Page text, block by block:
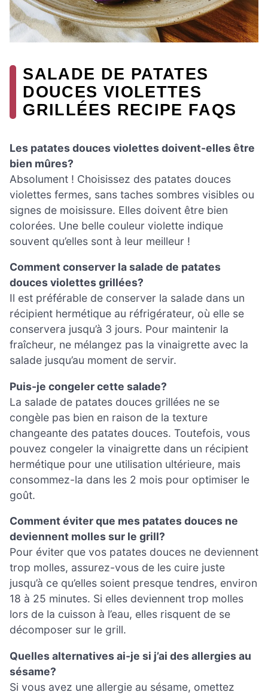
SALADE DE PATATES
DOUCES VIOLETTES
GRILLÉES RECIPE FAQS
Les patates douces violettes doivent-elles être
bien mûres?
Absolument ! Choisissez des patates douces
violettes fermes, sans taches sombres visibles ou
signes de moisissure. Elles doivent être bien
colorées. Une belle couleur violette indique
souvent qu’elles sont à leur meilleur !
Comment conserver la salade de patates
douces violettes grillées?
Il est préférable de conserver la salade dans un
récipient hermétique au réfrigérateur, où elle se
conservera jusqu’à 3 jours. Pour maintenir la
fraîcheur, ne mélangez pas la vinaigrette avec la
salade jusqu’au moment de servir.
Puis-je congeler cette salade?
La salade de patates douces grillées ne se
congèle pas bien en raison de la texture
changeante des patates douces. Toutefois, vous
pouvez congeler la vinaigrette dans un récipient
hermétique pour une utilisation ultérieure, mais
consommez-la dans les 2 mois pour optimiser le
goût.
Comment éviter que mes patates douces ne
deviennent molles sur le grill?
Pour éviter que vos patates douces ne deviennent
trop molles, assurez-vous de les cuire juste
jusqu’à ce qu’elles soient presque tendres, environ
18 à 25 minutes. Si elles deviennent trop molles
lors de la cuisson à l’eau, elles risquent de se
décomposer sur le grill.
Quelles alternatives ai-je si j’ai des allergies au
sésame?
Si vous avez une allergie au sésame, omettez